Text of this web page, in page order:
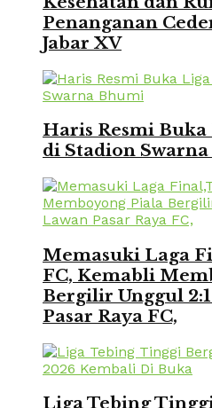
Penanganan
Jabar XV
Haris Resmi Buka
di Stadion
Memasuki Laga
FC, Kemabli
Bergilir Unggul
Pasar Raya FC,
Liga Tebing